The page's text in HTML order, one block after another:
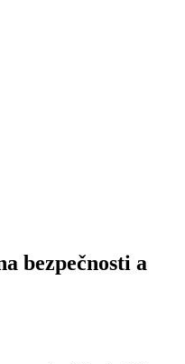
bezpečnosti a